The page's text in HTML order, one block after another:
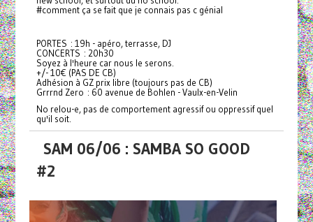
#comment ça se fait que je connais pas c génial
PORTES : 19h - apéro, terrasse, DJ
CONCERTS : 20h30
Soyez à l'heure car nous le serons.
+/- 10€ (PAS DE CB)
Adhésion à GZ prix libre (toujours pas de CB)
Grrrnd Zero : 60 avenue de Bohlen - Vaulx-en-Velin
No relou-e, pas de comportement agressif ou oppressif quel
qu'il soit.
SAM 06/06 : SAMBA SO GOOD
#2